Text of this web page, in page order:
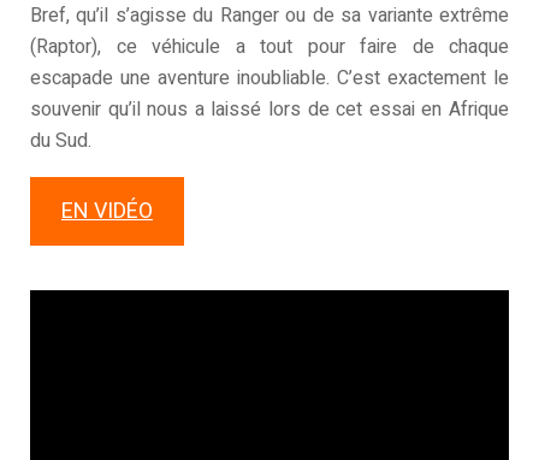
Bref, qu’il s’agisse du Ranger ou de sa variante extrême
(Raptor), ce véhicule a tout pour faire de chaque
escapade une aventure inoubliable. C’est exactement le
souvenir qu’il nous a laissé lors de cet essai en Afrique
du Sud.
EN VIDÉO